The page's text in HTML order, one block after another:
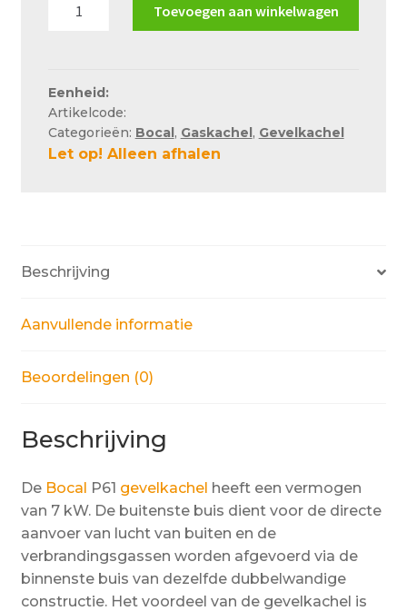
Retouren – Geschillen – Garantie
Sample Page
Winkelmand
Toevoegen aan winkelwagen
Eenheid:
Artikelcode:
Categorieën: Bocal, Gaskachel, Gevelkachel
Let op! Alleen afhalen
Beschrijving
Aanvullende informatie
Beoordelingen (0)
Beschrijving
De Bocal P61 gevelkachel heeft een vermogen
van 7 kW. De buitenste buis dient voor de directe
aanvoer van lucht van buiten en de
verbrandingsgassen worden afgevoerd via de
binnenste buis van dezelfde dubbelwandige
constructie. Het voordeel van de gevelkachel is